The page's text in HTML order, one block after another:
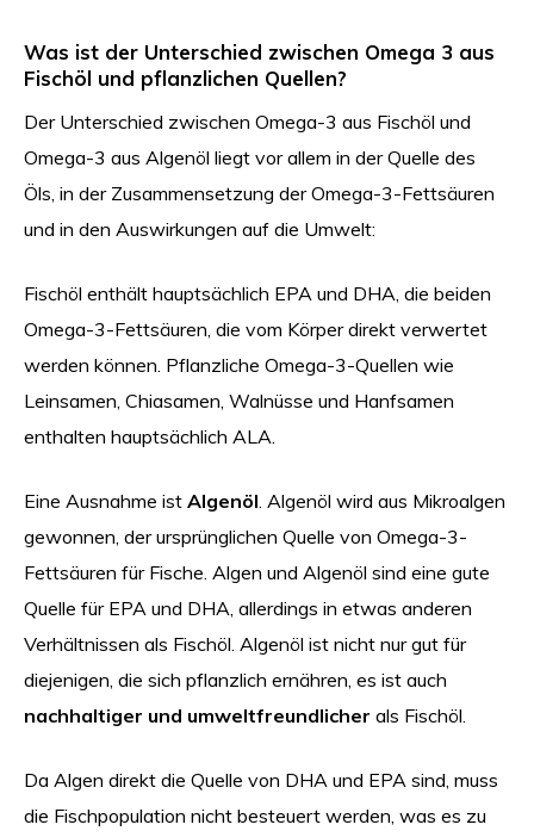
Was ist der Unterschied zwischen Omega 3 aus
Fischöl und pflanzlichen Quellen?
Der Unterschied zwischen Omega-3 aus Fischöl und
Omega-3 aus Algenöl liegt vor allem in der Quelle des
Öls, in der Zusammensetzung der Omega-3-Fettsäuren
und in den Auswirkungen auf die Umwelt:
Fischöl enthält hauptsächlich EPA und DHA, die beiden
Omega-3-Fettsäuren, die vom Körper direkt verwertet
werden können. Pflanzliche Omega-3-Quellen wie
Leinsamen, Chiasamen, Walnüsse und Hanfsamen
enthalten hauptsächlich ALA.
Eine Ausnahme ist Algenöl . Algenöl wird aus Mikroalgen
gewonnen, der ursprünglichen Quelle von Omega-3-
Fettsäuren für Fische. Algen und Algenöl sind eine gute
Quelle für EPA und DHA, allerdings in etwas anderen
Verhältnissen als Fischöl. Algenöl ist nicht nur gut für
diejenigen, die sich pflanzlich ernähren, es ist auch
nachhaltiger und umweltfreundlicher als Fischöl.
Da Algen direkt die Quelle von DHA und EPA sind, muss
die Fischpopulation nicht besteuert werden, was es zu